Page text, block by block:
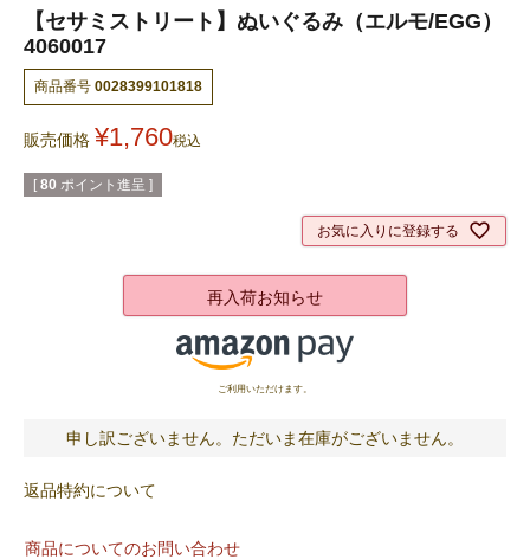
【セサミストリート】ぬいぐるみ（エルモ/EGG）
4060017
商品番号 0028399101818
販売価格 ¥1,760税込
[ 80 ポイント進呈 ]
お気に入りに登録する
再入荷お知らせ
ご利用いただけます。
申し訳ございません。ただいま在庫がございません。
返品特約について
商品についてのお問い合わせ